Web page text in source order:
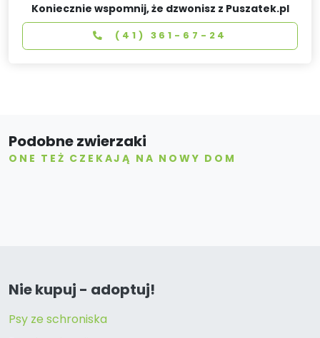
Koniecznie wspomnij, że dzwonisz z Puszatek.pl
(41) 361-67-24
Podobne zwierzaki
ONE TEŻ CZEKAJĄ NA NOWY DOM
Nie kupuj - adoptuj!
Psy ze schroniska